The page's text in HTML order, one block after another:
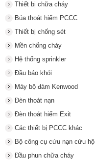
Thiết bị chữa cháy
Búa thoát hiểm PCCC
Thiết bị chống sét
Mền chống cháy
Hệ thống sprinkler
Đầu báo khói
Máy bộ đàm Kenwood
Đèn thoát nạn
Đèn thoát hiểm Exit
Các thiết bị PCCC khác
Bộ công cụ cứu nạn cứu hộ
Đầu phun chữa cháy